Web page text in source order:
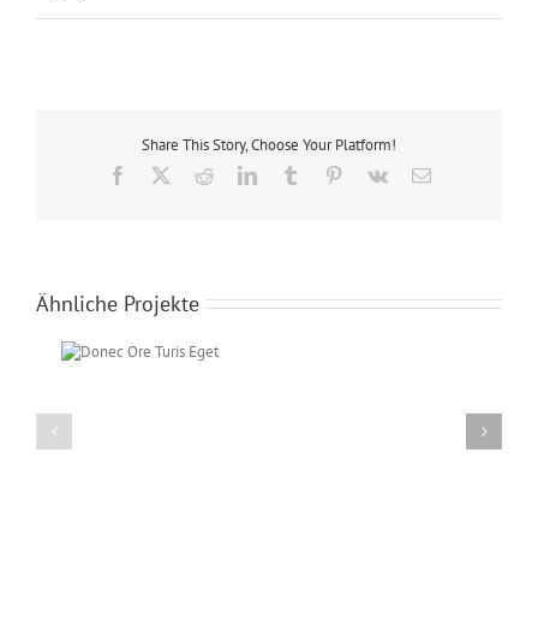
Share This Story, Choose Your Platform!
Facebook RedditLinkedInTumblr Pinterest
Vk
E-
Ähnliche Projekte